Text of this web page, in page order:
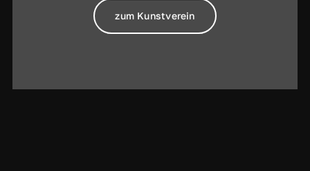
zum Kunstverein